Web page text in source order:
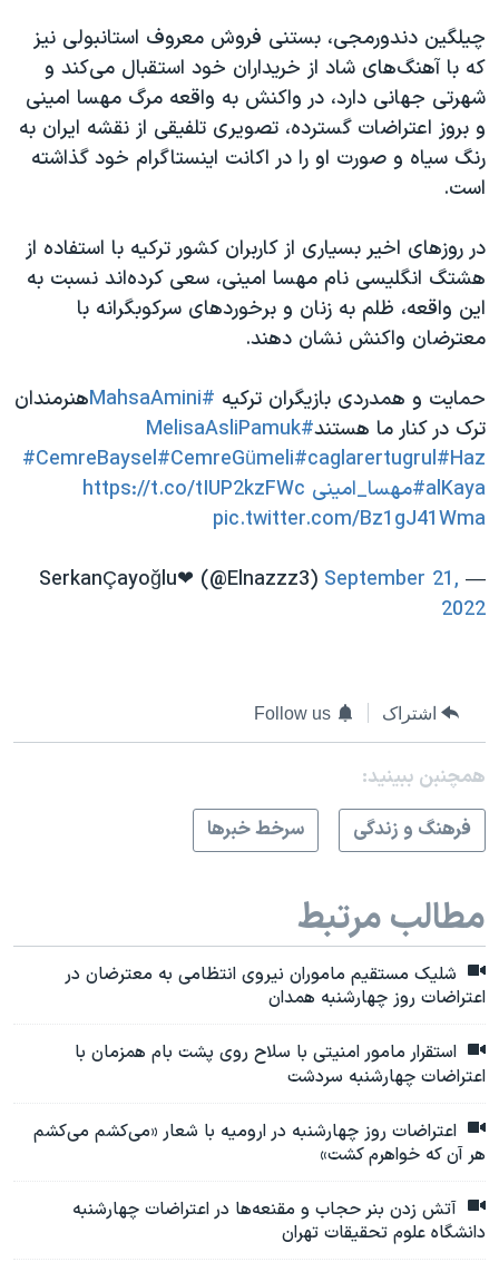
چیلگین دندورمجی، بستنی فروش معروف استانبولی نیز
که با آهنگ‌های شاد از خریداران خود استقبال می‌کند و
شهرتی جهانی دارد، در واکنش به واقعه مرگ مهسا امینی
و بروز اعتراضات گسترده، تصویری تلفیقی از نقشه ایران به
رنگ سیاه و صورت او را در اکانت اینستاگرام خود گذاشته
است.
در روزهای اخیر بسیاری از کاربران کشور ترکیه با استفاده از
هشتگ انگلیسی نام مهسا امینی، سعی کرده‌اند نسبت به
این واقعه، ظلم به زنان و برخوردهای سرکوبگرانه با
معترضان واکنش نشان دهند.
حمایت و همدردی بازیگران ترکیه #MahsaAmini
هنرمندان
ترک در کنار ما هستند#MelisaAsliPamuk
#CemreBaysel#CemreGümeli#caglarertugrul#Haz
alKaya#مهسا_امینی https://t.co/tIUP2kzFWc
pic.twitter.com/Bz1gJ41Wma
— SerkanÇayoğlu❤ (@Elnazzz3)
September 21,
2022
اشتراک Follow us
همچنبن ببینید:
فرهنگ و زندگی
سرخط خبرها
مطالب مرتبط
شلیک مستقیم ماموران نیروی انتظامی به معترضان در
اعتراضات روز چهارشنبه همدان
استقرار مامور امنیتی با سلاح روی پشت بام همزمان با
اعتراضات چهارشنبه سردشت
اعتراضات روز چهارشنبه در ارومیه با شعار «می‌کشم می‌کشم
هر آن که خواهرم کشت»
آتش زدن بنر حجاب و مقنعه‌ها در اعتراضات چهارشنبه
دانشگاه علوم تحقیقات تهران